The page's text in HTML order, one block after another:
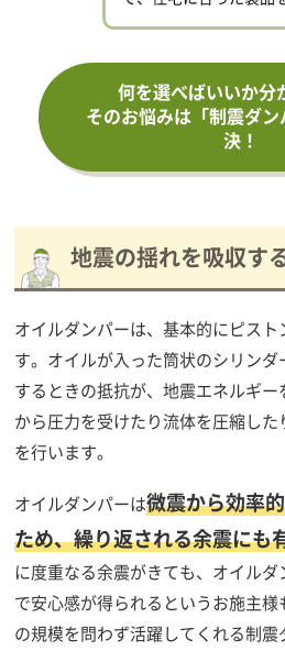
何を選べばいいか
そのお悩みは「制震ダ
決！
地震の揺れを吸収す
オイルダンパーは、基本的にピス
す。オイルが入った筒状のシリン
するときの抵抗が、地震エネルギ
から圧力を受けたり流体を圧縮し
を行います。
オイルダンパーは微震から効率
ため、繰り返される余震にも
に度重なる余震がきても、オイル
で安心感が得られるというお施主
の規模を問わず活躍してくれる制震